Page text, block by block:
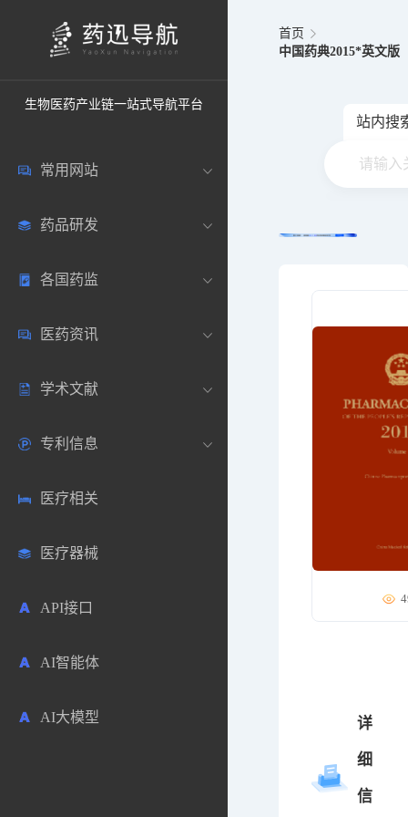
生物医药产业链一站式导航平台
常用网站
中国常用
药圈资讯
邮箱登录
药典网站
药品研发
药研数据库
药品说明书
药物临床
生物数据库
药品市场信息
合成化工
药物分析
毒性数据库
原辅料包材
各国药监
中国
美国
欧洲
日本
其他各国
医药资讯
医药新闻
医药论坛
药研咨询
医药科普
学术文献
学术搜索
SciHub文献
文献下载
文献管理
专利信息
各国专利局官方查询
医药专利
商业专利数据库
免费专利库
医疗相关
医疗器械
API接口
AI智能体
AI大模型
首页
中国药典2015*英文版
站内搜
详
细
信